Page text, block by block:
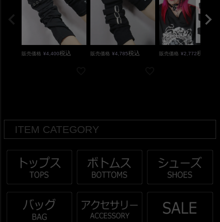
販売価格 ¥4,400税込 販売価格 ¥4,785税込 販売価格 ¥2,772税込
ITEM CATEGORY